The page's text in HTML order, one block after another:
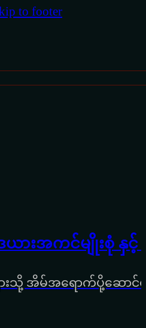
to footer
ယားအကင်မျိုးစုံ နှ
းသို့ အိမ်အရောက်ပို့ဆောင်